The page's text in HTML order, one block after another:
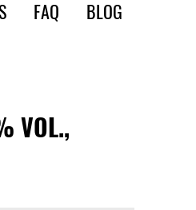
FAQ BLOG
J